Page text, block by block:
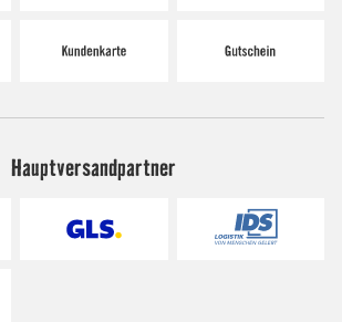
Hauptversandpartner